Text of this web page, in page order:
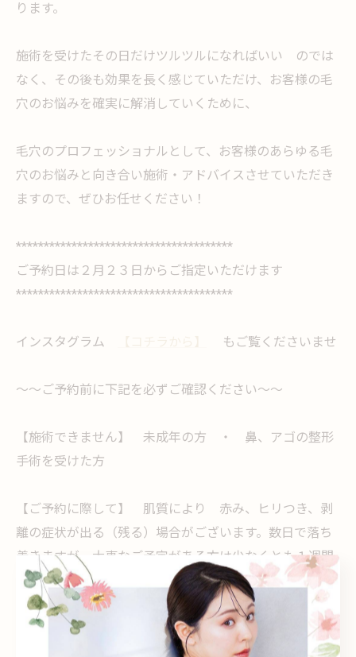
ります。
施術を受けたその日だけツルツルになればいい のでは
なく、その後も効果を長く感じていただけ、お客様の毛
穴のお悩みを確実に解消していくために、
毛穴のプロフェッショナルとして、お客様のあらゆる毛
穴のお悩みと向き合い施術・アドバイスさせていただき
ますので、ぜひお任せください！
***************************************
ご予約日は２月２３日からご指定いただけます
***************************************
インスタグラム もご覧くださいませ
～～ご予約前に下記を必ずご確認ください～～
【施術できません】 未成年の方 ・ 鼻、アゴの整形
手術を受けた方
【ご予約に際して】 肌質により 赤み、ヒリつき、剥
離の症状が出る（残る）場合がございます。数日で落ち
着きますが、大事なご予定がある方は少なくとも１週間
前にご予約されることをオススメします。
【前後１週間は控えてください】 顔そり、眉・顔のワ